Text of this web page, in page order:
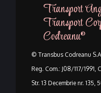
Transport
Transport
Codreanu®
© Transbus Codreanu
Reg. Com.: J08/117/1991,
Str. 13 Decembrie nr. 135,